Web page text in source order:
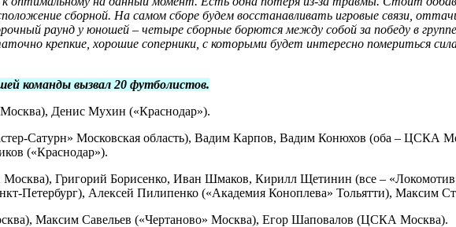
сборной. На самом сборе будем восстанавливать игровые связи,
раунд у юношей – четыре сборные борются между собой за победу в
крепкие, хорошие соперники, с которыми будет интересно помериться
команды вызвал 20 футболистов.
Денис Мухин («Краснодар»).
Сатурн» Московская область), Вадим Карпов, Вадим Конюхов (оба – ЦСКА
(«Краснодар»).
Григорий Борисенко, Иван Шмаков, Кирилл Щетинин (все –
Петербург), Алексей Пилипенко («Академия Коноплева» Тольятти), Максим
Максим Савельев («Чертаново» Москва), Егор Шаповалов (ЦСКА Москва).